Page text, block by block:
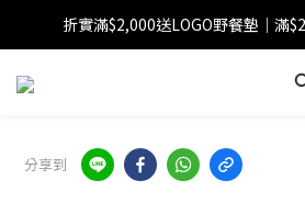
【FINAL SALE】指定商
折實滿$2,000送LOGO野餐墊｜滿
【FINAL SALE】全單
分享到